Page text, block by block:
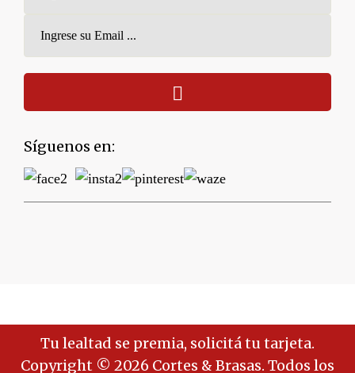
Síguenos en:
Tu lealtad se premia, solicitá tu tarjeta.
Copyright © 2026 Cortes & Brasas. Todos los